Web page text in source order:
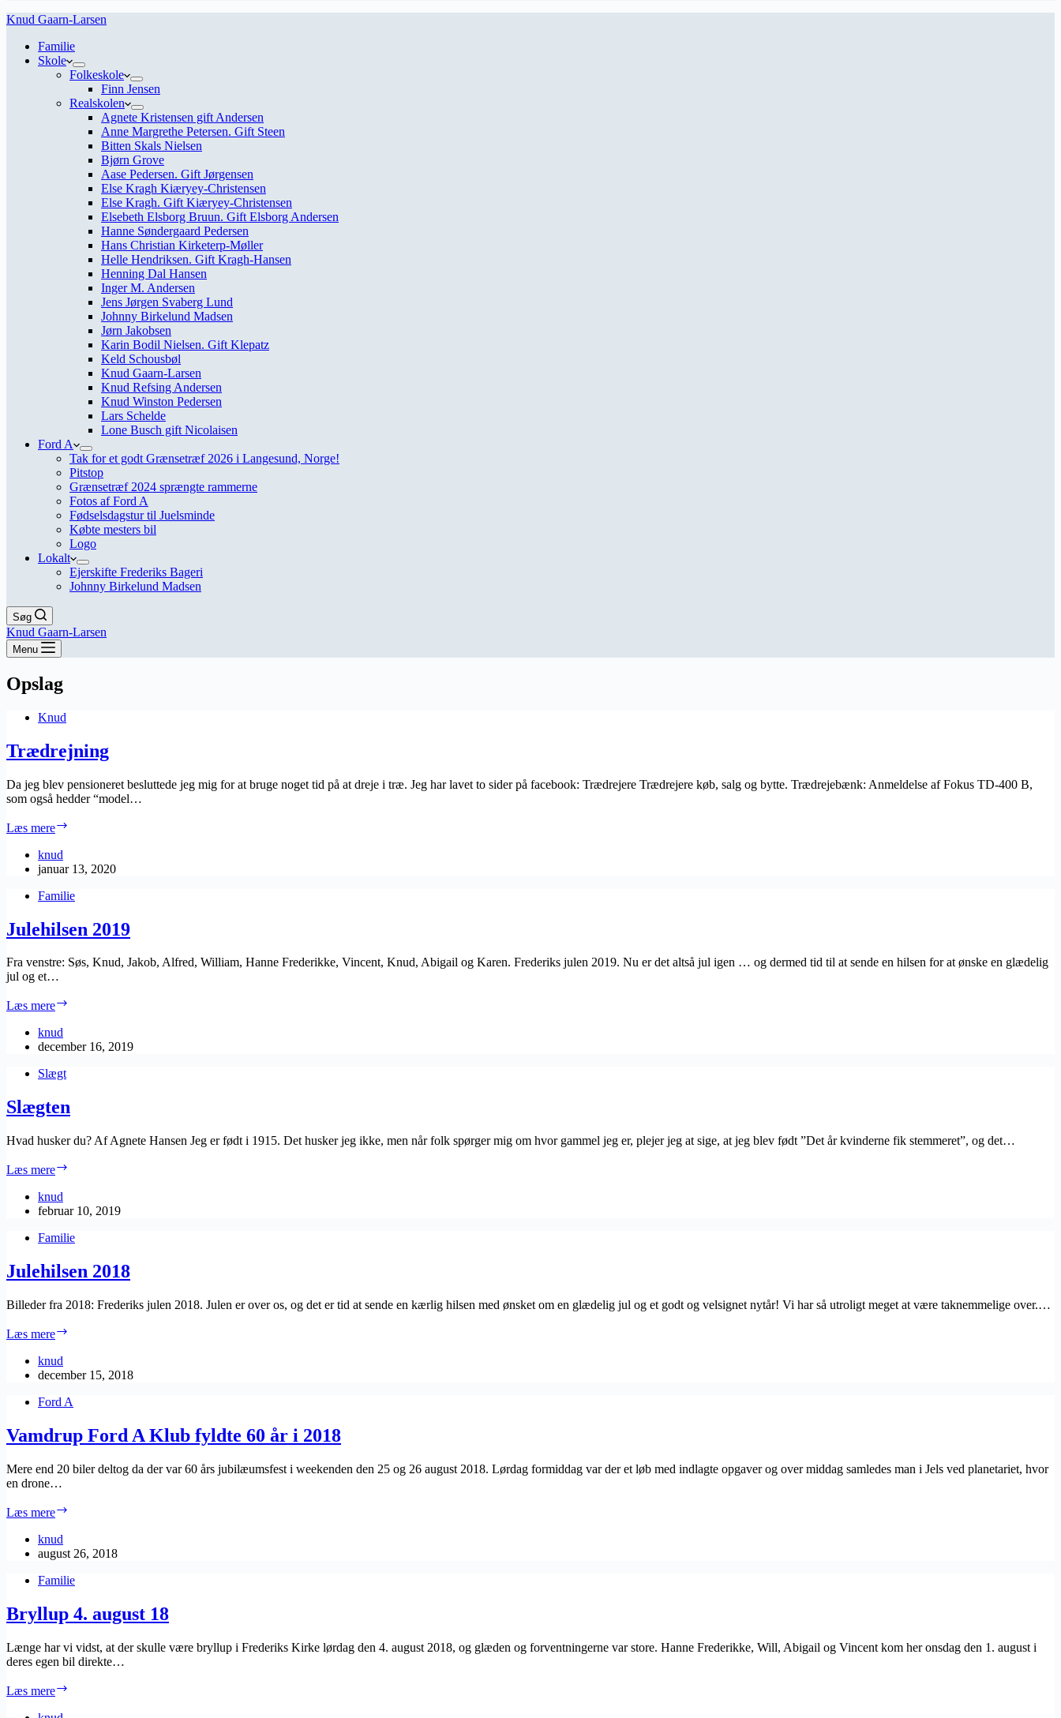
Knud Gaarn-Larsen
Familie
Skole
Folkeskole
Finn Jensen
Realskolen
Agnete Kristensen gift Andersen
Anne Margrethe Petersen. Gift Steen
Bitten Skals Nielsen
Bjørn Grove
Aase Pedersen. Gift Jørgensen
Else Kragh Kiæryey-Christensen
Else Kragh. Gift Kiæryey-Christensen
Elsebeth Elsborg Bruun. Gift Elsborg Andersen
Hanne Søndergaard Pedersen
Hans Christian Kirketerp-Møller
Helle Hendriksen. Gift Kragh-Hansen
Henning Dal Hansen
Inger M. Andersen
Jens Jørgen Svaberg Lund
Johnny Birkelund Madsen
Jørn Jakobsen
Karin Bodil Nielsen. Gift Klepatz
Keld Schousbøl
Knud Gaarn-Larsen
Knud Refsing Andersen
Knud Winston Pedersen
Lars Schelde
Lone Busch gift Nicolaisen
Ford A
Tak for et godt Grænsetræf 2026 i Langesund, Norge!
Pitstop
Grænsetræf 2024 sprængte rammerne
Fotos af Ford A
Fødselsdagstur til Juelsminde
Købte mesters bil
Logo
Lokalt
Ejerskifte Frederiks Bageri
Johnny Birkelund Madsen
Søg
Knud Gaarn-Larsen
Menu
Opslag
Knud
Trædrejning
Da jeg blev pensioneret besluttede jeg mig for at bruge noget tid på at dreje i træ. Jeg har lavet to sider på facebook: Trædrejere Trædrejere køb, salg og bytte. Trædrejebænk: Anmeldelse af Fokus TD-400 B,
som også hedder “model…
Læs mere
knud
januar 13, 2020
Familie
Julehilsen 2019
Fra venstre: Søs, Knud, Jakob, Alfred, William, Hanne Frederikke, Vincent, Knud, Abigail og Karen. Frederiks julen 2019. Nu er det altså jul igen … og dermed tid til at sende en hilsen for at ønske en glædelig
jul og et…
Læs mere
knud
december 16, 2019
Slægt
Slægten
Hvad husker du? Af Agnete Hansen Jeg er født i 1915. Det husker jeg ikke, men når folk spørger mig om hvor gammel jeg er, plejer jeg at sige, at jeg blev født ”Det år kvinderne fik stemmeret”, og det…
Læs mere
knud
februar 10, 2019
Familie
Julehilsen 2018
Billeder fra 2018: Frederiks julen 2018. Julen er over os, og det er tid at sende en kærlig hilsen med ønsket om en glædelig jul og et godt og velsignet nytår! Vi har så utroligt meget at være taknemmelige over.…
Læs mere
knud
december 15, 2018
Ford A
Vamdrup Ford A Klub fyldte 60 år i 2018
Mere end 20 biler deltog da der var 60 års jubilæumsfest i weekenden den 25 og 26 august 2018. Lørdag formiddag var der et løb med indlagte opgaver og over middag samledes man i Jels ved planetariet, hvor
en drone…
Læs mere
Klub
60
2018
knud
august 26, 2018
Familie
Bryllup 4. august 18
Længe har vi vidst, at der skulle være bryllup i Frederiks Kirke lørdag den 4. august 2018, og glæden og forventningerne var store. Hanne Frederikke, Will, Abigail og Vincent kom her onsdag den 1. august i
deres egen bil direkte…
Læs mere